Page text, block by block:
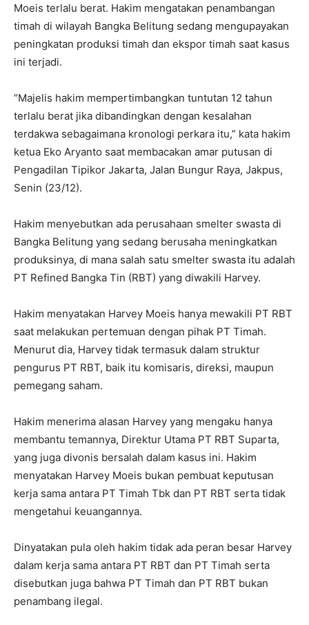
Moeis terlalu berat. Hakim mengatakan penambangan
timah di wilayah Bangka Belitung sedang mengupayakan
peningkatan produksi timah dan ekspor timah saat kasus
ini terjadi.
“Majelis hakim mempertimbangkan tuntutan 12 tahun
terlalu berat jika dibandingkan dengan kesalahan
terdakwa sebagaimana kronologi perkara itu,” kata hakim
ketua Eko Aryanto saat membacakan amar putusan di
Pengadilan Tipikor Jakarta, Jalan Bungur Raya, Jakpus,
Senin (23/12).
Hakim menyebutkan ada perusahaan smelter swasta di
Bangka Belitung yang sedang berusaha meningkatkan
produksinya, di mana salah satu smelter swasta itu adalah
PT Refined Bangka Tin (RBT) yang diwakili Harvey.
Hakim menyatakan Harvey Moeis hanya mewakili PT RBT
saat melakukan pertemuan dengan pihak PT Timah.
Menurut dia, Harvey tidak termasuk dalam struktur
pengurus PT RBT, baik itu komisaris, direksi, maupun
pemegang saham.
Hakim menerima alasan Harvey yang mengaku hanya
membantu temannya, Direktur Utama PT RBT Suparta,
yang juga divonis bersalah dalam kasus ini. Hakim
menyatakan Harvey Moeis bukan pembuat keputusan
kerja sama antara PT Timah Tbk dan PT RBT serta tidak
mengetahui keuangannya.
Dinyatakan pula oleh hakim tidak ada peran besar Harvey
dalam kerja sama antara PT RBT dan PT Timah serta
disebutkan juga bahwa PT Timah dan PT RBT bukan
penambang ilegal.